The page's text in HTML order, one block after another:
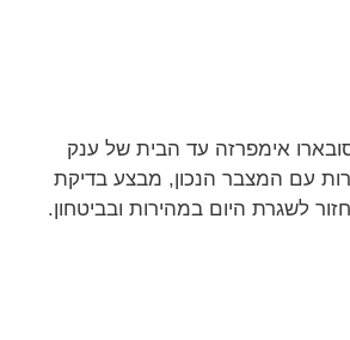
אימפרזה עד הבית של ענק
עם המצבר הנכון, מבצע בדיקת
לשגרת היום במהירות ובביטחון.